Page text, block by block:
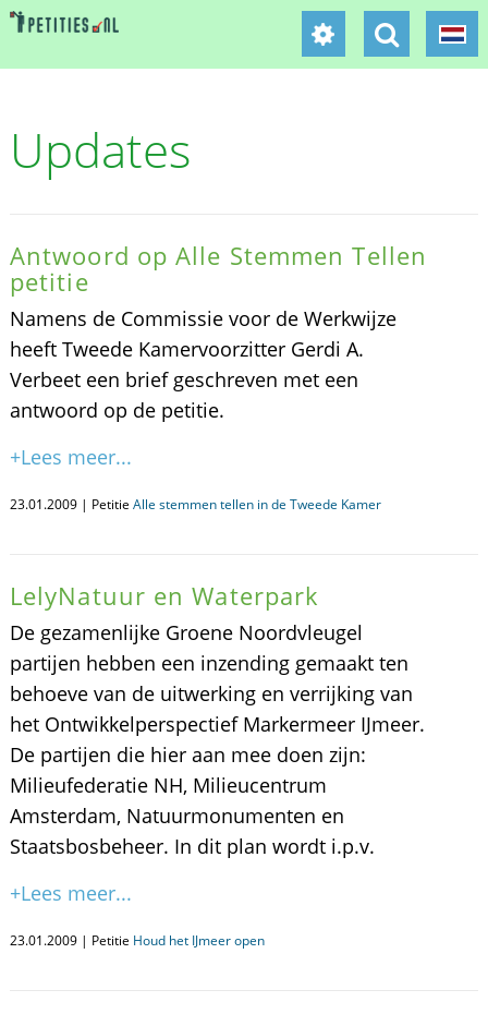
Updates
Antwoord op Alle Stemmen Tellen
petitie
Namens de Commissie voor de Werkwijze
heeft Tweede Kamervoorzitter Gerdi A.
Verbeet een brief geschreven met een
antwoord op de petitie.
+Lees meer...
23.01.2009 | Petitie Alle stemmen tellen in de Tweede Kamer
LelyNatuur en Waterpark
De gezamenlijke Groene Noordvleugel
partijen hebben een inzending gemaakt ten
behoeve van de uitwerking en verrijking van
het Ontwikkelperspectief Markermeer IJmeer.
De partijen die hier aan mee doen zijn:
Milieufederatie NH, Milieucentrum
Amsterdam, Natuurmonumenten en
Staatsbosbeheer. In dit plan wordt i.p.v.
+Lees meer...
23.01.2009 | Petitie Houd het IJmeer open